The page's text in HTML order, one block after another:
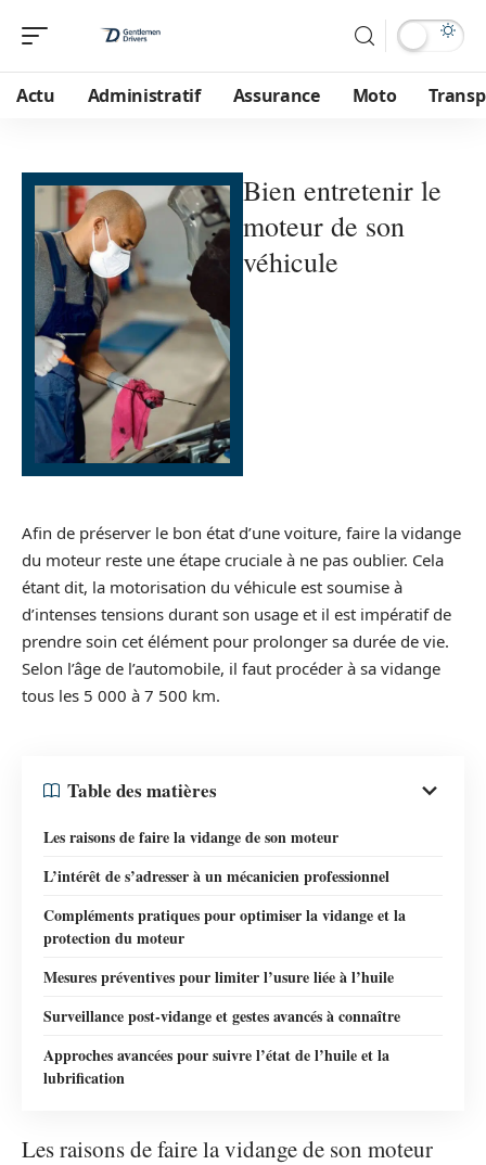
Actu Administratif Assurance Moto
Bien entretenir le
moteur de son
véhicule
Afin de préserver le bon état d’une voiture, faire la vidange
du moteur reste une étape cruciale à ne pas oublier. Cela
étant dit, la motorisation du véhicule est soumise à
d’intenses tensions durant son usage et il est impératif de
prendre soin cet élément pour prolonger sa durée de vie.
Selon l’âge de l’automobile, il faut procéder à sa vidange
tous les 5 000 à 7 500 km.
Table des matières
Les raisons de faire la vidange de son moteur
L’intérêt de s’adresser à un mécanicien professionnel
Compléments pratiques pour optimiser la vidange et la
protection du moteur
Mesures préventives pour limiter l’usure liée à l’huile
Surveillance post-vidange et gestes avancés à connaître
Approches avancées pour suivre l’état de l’huile et la
lubrification
Les raisons de faire la vidange de son moteur